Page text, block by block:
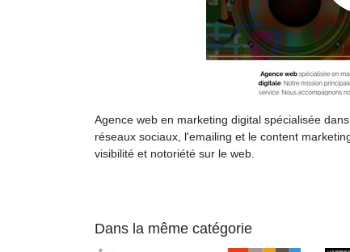
Agence web en marketing digital spécialisée
réseaux sociaux, l'emailing et le content
visibilité et notoriété sur le web.
Dans la même catégorie